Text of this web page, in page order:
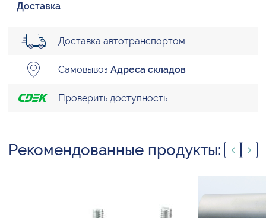
Доставка
Доставка автотранспортом
Самовывоз Адреса складов
Проверить доступность
Рекомендованные продукты: